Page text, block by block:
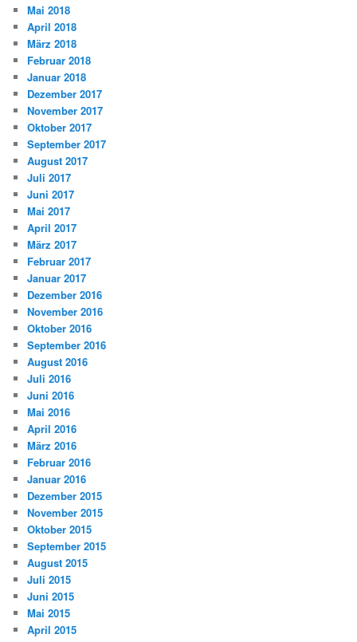
Mai 2018
April 2018
März 2018
Februar 2018
Januar 2018
Dezember 2017
November 2017
Oktober 2017
September 2017
August 2017
Juli 2017
Juni 2017
Mai 2017
April 2017
März 2017
Februar 2017
Januar 2017
Dezember 2016
November 2016
Oktober 2016
September 2016
August 2016
Juli 2016
Juni 2016
Mai 2016
April 2016
März 2016
Februar 2016
Januar 2016
Dezember 2015
November 2015
Oktober 2015
September 2015
August 2015
Juli 2015
Juni 2015
Mai 2015
April 2015